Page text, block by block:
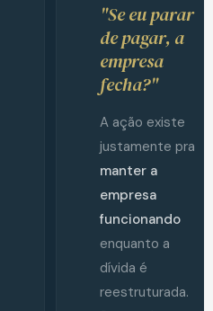
"Se eu parar
de pagar, a
empresa
fecha?"
A ação existe
justamente pra
manter a
empresa
funcionando
enquanto a
dívida é
reestruturada.